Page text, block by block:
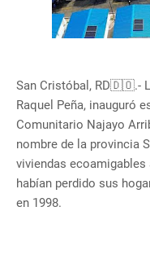
San Cristóbal, RD🇩🇴.-
Raquel Peña, inauguró
Comunitario Najayo
nombre de la provincia
viviendas
habían perdido sus
en 1998.